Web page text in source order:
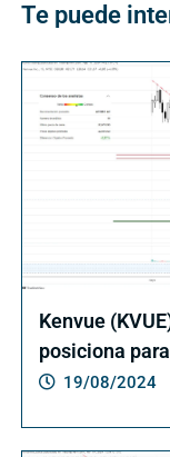
Te puede
Kenvue
posiciona
19/08/2024